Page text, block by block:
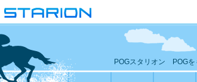
POGスタリオン POGを